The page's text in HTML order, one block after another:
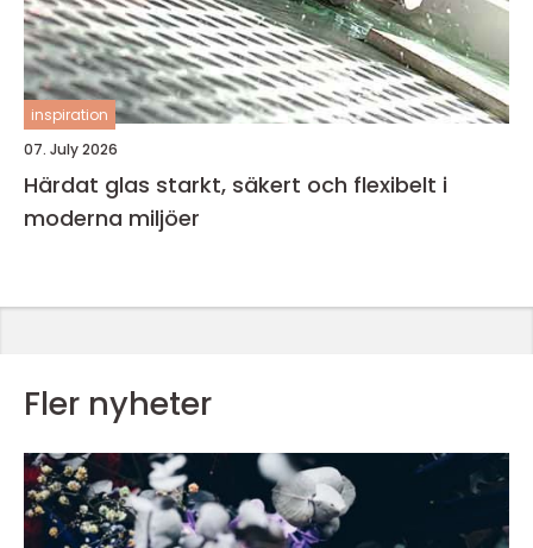
inspiration
07. July 2026
Härdat glas starkt, säkert och flexibelt i
moderna miljöer
Fler nyheter